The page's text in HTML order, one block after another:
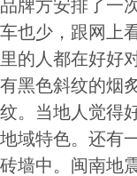
品牌方安排了一
车也少，跟网上
里的人都在好好
有黑色斜纹的烟
纹。当地人觉得
地域特色。还有
砖墙中。闽南地